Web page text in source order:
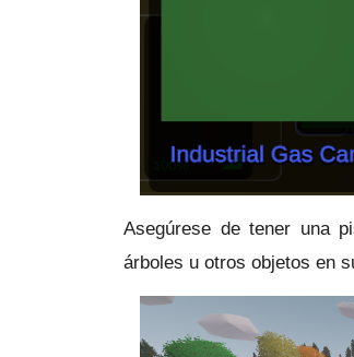
Asegúrese de tener una
árboles u otros objetos en